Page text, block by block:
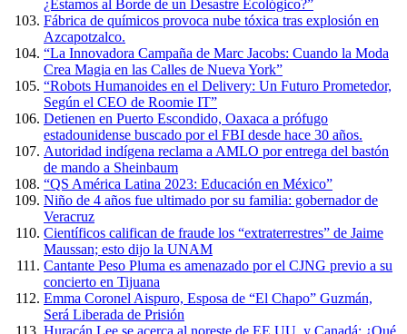
¿Estamos al Borde de un Desastre Ecológico?”
Fábrica de químicos provoca nube tóxica tras explosión en
Azcapotzalco.
“La Innovadora Campaña de Marc Jacobs: Cuando la Moda
Crea Magia en las Calles de Nueva York”
“Robots Humanoides en el Delivery: Un Futuro Prometedor,
Según el CEO de Roomie IT”
Detienen en Puerto Escondido, Oaxaca a prófugo
estadounidense buscado por el FBI desde hace 30 años.
Autoridad indígena reclama a AMLO por entrega del bastón
de mando a Sheinbaum
“QS América Latina 2023: Educación en México”
Niño de 4 años fue ultimado por su familia: gobernador de
Veracruz
Científicos califican de fraude los “extraterrestres” de Jaime
Maussan; esto dijo la UNAM
Cantante Peso Pluma es amenazado por el CJNG previo a su
concierto en Tijuana
Emma Coronel Aispuro, Esposa de “El Chapo” Guzmán,
Será Liberada de Prisión
Huracán Lee se acerca al noreste de EE.UU. y Canadá: ¿Qué